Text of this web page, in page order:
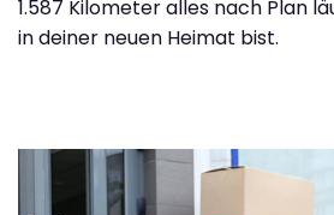
1.587 Kilometer alles nach Plan
in deiner neuen Heimat bist.